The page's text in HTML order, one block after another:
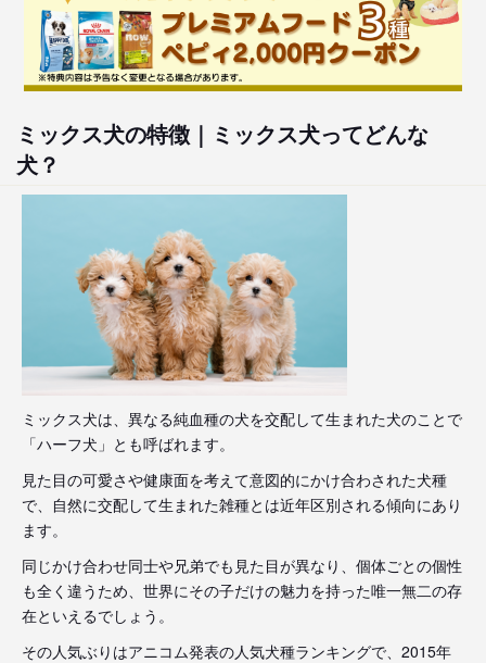
ミックス犬の特徴｜ミックス犬ってどんな
犬？
ミックス犬は、異なる純血種の犬を交配して生まれた犬のことで
「ハーフ犬」とも呼ばれます。
見た目の可愛さや健康面を考えて意図的にかけ合わされた犬種
で、自然に交配して生まれた雑種とは近年区別される傾向にあり
ます。
同じかけ合わせ同士や兄弟でも見た目が異なり、個体ごとの個性
も全く違うため、世界にその子だけの魅力を持った唯一無二の存
在といえるでしょう。
その人気ぶりはアニコム発表の人気犬種ランキングで、2015年